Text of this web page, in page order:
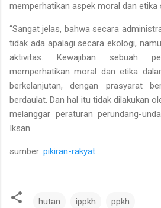
memperhatikan aspek moral dan etika
“Sangat jelas, bahwa secara
tidak ada apalagi secara ekologi,
aktivitas. Kewajiban sebuah
memperhatikan moral dan etika
berkelanjutan, dengan prasyarat
berdaulat. Dan hal itu tidak dilakukan
melanggar peraturan perundang-
Iksan.
sumber: pikiran-rakyat
hutan ippkh ppkh